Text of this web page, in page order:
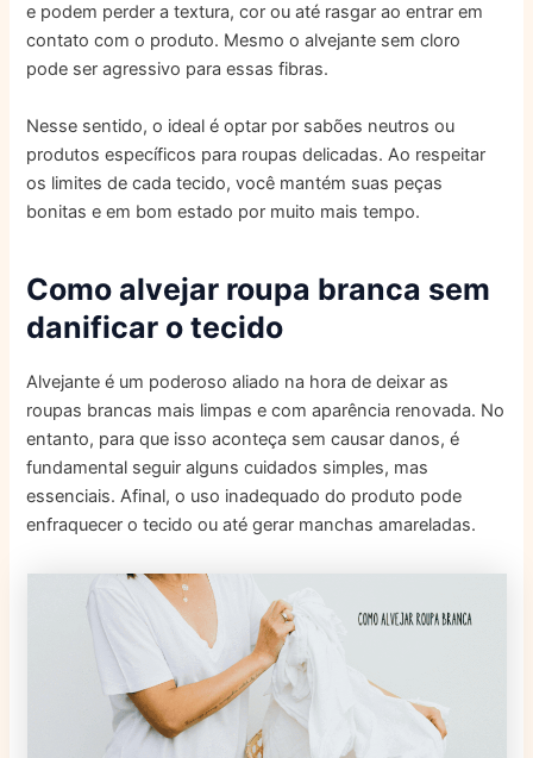
e podem perder a textura, cor ou até rasgar ao entrar em
contato com o produto. Mesmo o alvejante sem cloro
pode ser agressivo para essas fibras.
Nesse sentido, o ideal é optar por sabões neutros ou
produtos específicos para roupas delicadas. Ao respeitar
os limites de cada tecido, você mantém suas peças
bonitas e em bom estado por muito mais tempo.
Como alvejar roupa branca sem
danificar o tecido
Alvejante é um poderoso aliado na hora de deixar as
roupas brancas mais limpas e com aparência renovada. No
entanto, para que isso aconteça sem causar danos, é
fundamental seguir alguns cuidados simples, mas
essenciais. Afinal, o uso inadequado do produto pode
enfraquecer o tecido ou até gerar manchas amareladas.